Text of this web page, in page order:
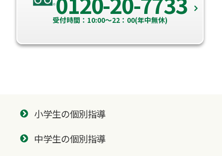
受付時間：10:00～22：00(年中無休)
小学生の個別指導
中学生の個別指導